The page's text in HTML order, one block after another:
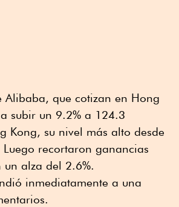
Alibaba, que cotizan en Hong
subir un 9.2% a 124.3
Kong, su nivel más alto desde
recortaron ganancias
alza del 2.6%.
inmediatamente a una